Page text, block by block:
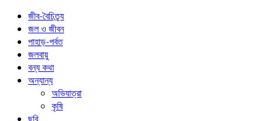
জীব-বৈচিত্র্য
জল ও জীবন
পাহাড়-পর্বত
জলবায়ু
বন্য কথা
অন্যান্য
অভিযাত্রা
কৃষি